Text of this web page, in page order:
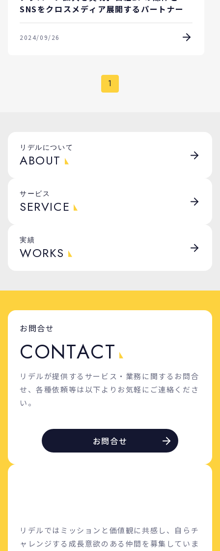
SNSをクロスメディア展開するパートナー
2024/09/26
1
リデルについて
ABOUT
サービス
SERVICE
実績
WORKS
お問合せ
CONTACT
リデルが提供するサービス・業務に関するお問合
せ、各種依頼等は以下よりお気軽にご連絡くださ
い。
お問合せ
リデルではミッションと価値観に共感し、自らチ
ャレンジする成長意欲のある仲間を募集していま